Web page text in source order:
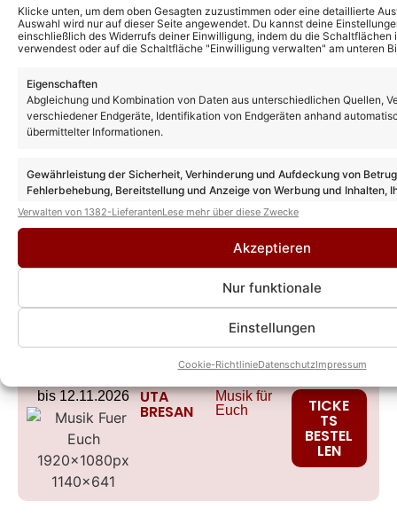
Klicke unten, um dem oben Gesagten zuzustimmen oder eine detaillierte
Auswahl wird nur auf dieser Seite angewendet. Du kannst deine
einschließlich des Widerrufs deiner Einwilligung, indem du die
verwendest oder auf die Schaltfläche "Einwilligung verwalten" am unteren
Eigenschaften
Abgleichung und Kombination von Daten aus unterschiedlichen Quellen,
verschiedener Endgeräte, Identifikation von Endgeräten anhand
übermittelter Informationen.
Gewährleistung der Sicherheit, Verhinderung und Aufdeckung von
Fehlerbehebung, Bereitstellung und Anzeige von Werbung und Inhalten,
Entscheidungen zum Datenschutz speichern und übermitteln.
Verwalten von 1382-LieferantenLese mehr über diese Zwecke
Akzeptieren
Nur funktionale
Einstellungen
Cookie-RichtlinieDatenschutzImpressum
Uta Bresan – Feueraugen (Offizielles
Musikvideo)
Events von Uta Bresan
bis 12.11.2026
UTA
BRESAN
Musik für
Euch
TICKE
TS
BESTEL
LEN